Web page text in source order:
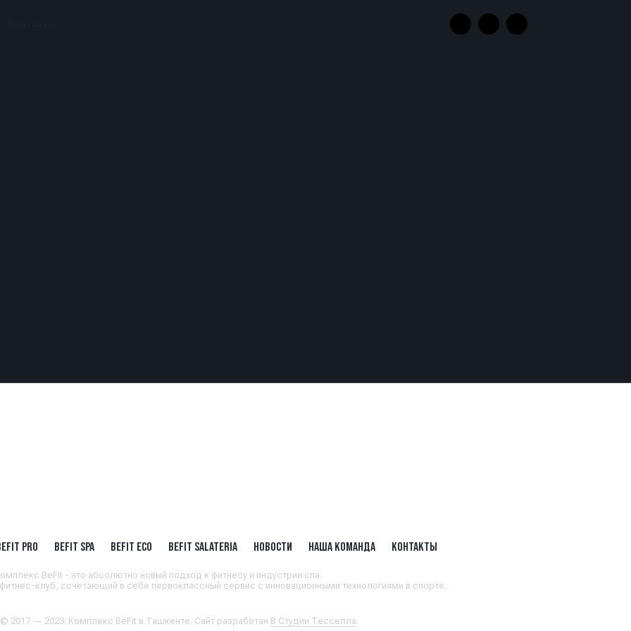
PRO BEFIT SPA BEFIT ECO BEFIT SALATERIA НОВОСТИ НАША КОМАНДА КОНТАКТЫ
BeFit - это абсолютно новый подход к фитнесу и индустрии спа.
клуб, сочетающий в себе первоклассный сервис с инновационными технологиями в спорте.
2017 — 2023. Комплекс BeFit в Ташкенте. Сайт разработан В Студии Тесселла.